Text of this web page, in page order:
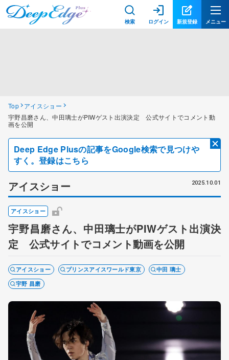
検索 ログイン 新規登録 メニュー
Top
アイスショー
宇野昌磨さん、中田璃士がPIWゲスト出演決定 公式サイトでコメント動
画を公開
Deep Edge Plusの記事をGoogle検索で見つけや
すく。登録はこちら
アイスショー 2025.10.01
アイスショー
宇野昌磨さん、中田璃士がPIWゲスト出演決
定 公式サイトでコメント動画を公開
アイスショー プリンスアイスワールド東京
中田 璃士
宇野 昌磨